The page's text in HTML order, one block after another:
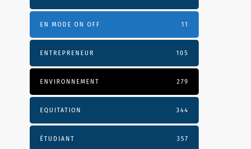
EN MODE ON OFF 11
ENTREPRENEUR 105
ENVIRONNEMENT 279
EQUITATION 344
ÉTUDIANT 357